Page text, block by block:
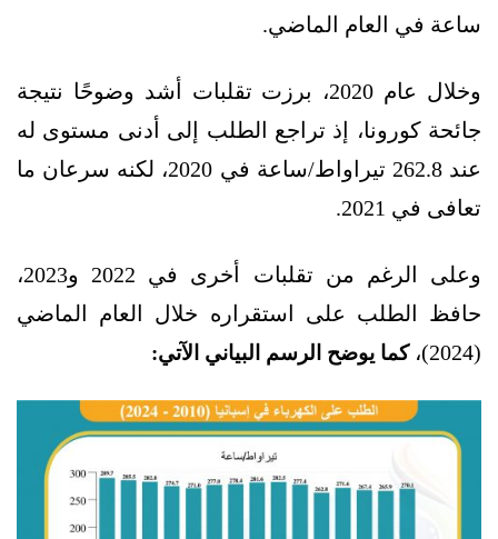
ساعة في العام الماضي.
وخلال عام 2020، برزت تقلبات أشد وضوحًا نتيجة
جائحة كورونا، إذ تراجع الطلب إلى أدنى مستوى له
عند 262.8 تيراواط/ساعة في 2020، لكنه سرعان ما
تعافى في 2021.
وعلى الرغم من تقلبات أخرى في 2022 و2023،
حافظ الطلب على استقراره خلال العام الماضي
(2024)،
كما يوضح الرسم البياني الآتي: